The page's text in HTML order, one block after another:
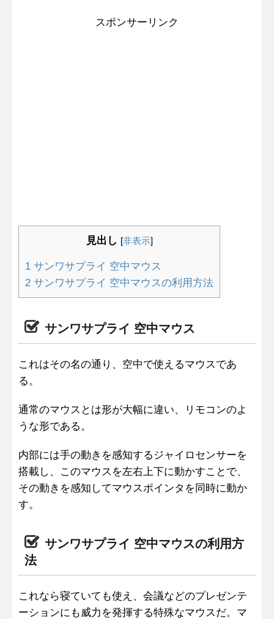
スポンサーリンク
見出し [非表示]
1 サンワサプライ 空中マウス
2 サンワサプライ 空中マウスの利用方法
サンワサプライ 空中マウス
これはその名の通り、空中で使えるマウスであ
る。
通常のマウスとは形が大幅に違い、リモコンのよ
うな形である。
内部には手の動きを感知するジャイロセンサーを
搭載し、このマウスを左右上下に動かすことで、
その動きを感知してマウスポインタを同時に動か
す。
サンワサプライ 空中マウスの利用方
法
これなら寝ていても使え、会議などのプレゼンテ
ーションにも威力を発揮する特殊なマウスだ。マ